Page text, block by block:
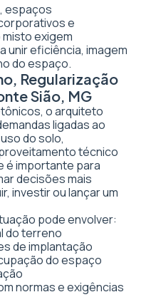
espaços
e
exigem
unir eficiência, imagem
do espaço.
Regularização
Sião, MG
o arquiteto
ligadas ao
do solo,
técnico
é importante para
decisões mais
investir ou lançar um
pode envolver:
do terreno
de implantação
do espaço
normas e exigências